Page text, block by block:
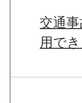
交通
用でき